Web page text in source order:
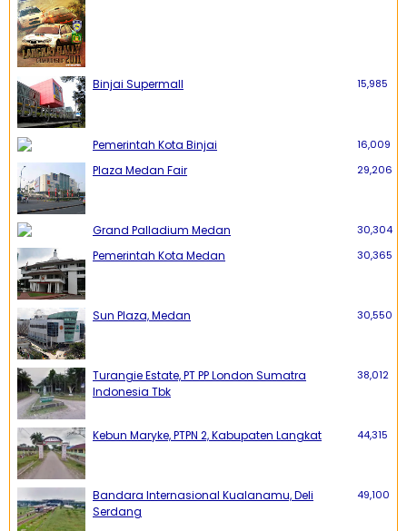
Binjai Supermall 15,985
Pemerintah Kota Binjai 16,009
Plaza Medan Fair 29,206
Grand Palladium Medan 30,304
Pemerintah Kota Medan 30,365
Sun Plaza, Medan 30,550
Turangie Estate, PT PP London Sumatra
Indonesia Tbk
38,012
Kebun Maryke, PTPN 2, Kabupaten Langkat 44,315
Bandara Internasional Kualanamu, Deli
Serdang
49,100